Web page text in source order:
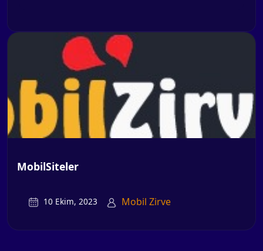
MobilSiteler
10 Ekim, 2023 Mobil Zirve